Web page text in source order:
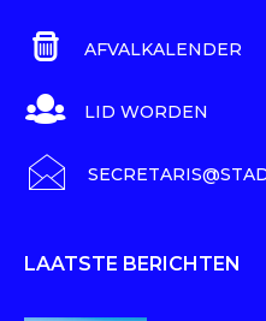
AFVALKALENDER
LID WORDEN
LAATSTE BERICHTEN